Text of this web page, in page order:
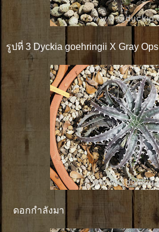
รูปที่ 3 Dyckia goehringii X Gray Ops
ดอกกำลังมา